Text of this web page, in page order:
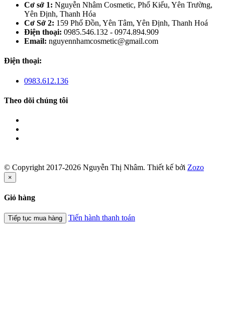
Cơ sở 1: Nguyễn Nhâm Cosmetic, Phố Kiểu, Yên Trường,
Yên Định, Thanh Hóa
Cơ Sở 2: 159 Phố Đồn, Yên Tâm, Yên Định, Thanh Hoá
Điện thoại: 0985.546.132 - 0974.894.909
Email: nguyennhamcosmetic@gmail.com
Điện thoại:
0983.612.136
Theo dõi chúng tôi
© Copyright 2017-2026 Nguyễn Thị Nhâm. Thiết kế bởi Zozo
×
Giỏ hàng
Tiếp tục mua hàng Tiến hành thanh toán